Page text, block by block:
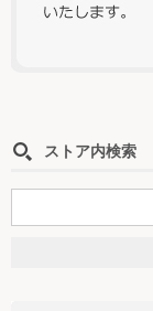
ストア内検索